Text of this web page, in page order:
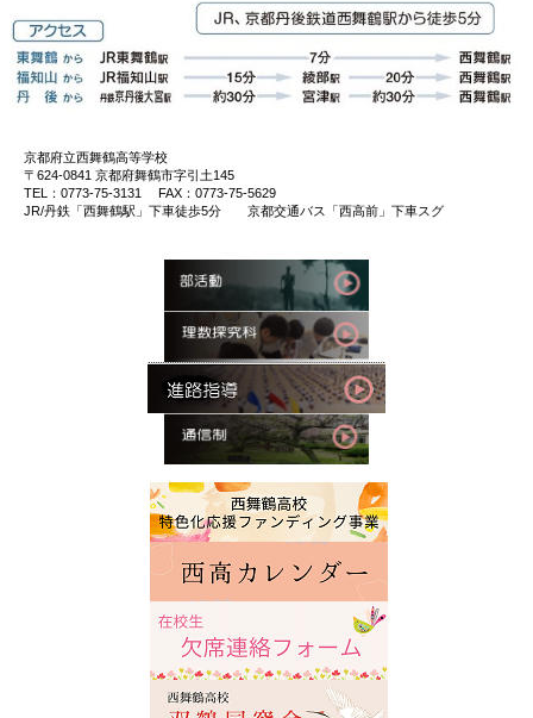
京都府立西舞鶴高等学校
〒624-0841 京都府舞鶴市字引土145
TEL：0773-75-3131 FAX：0773-75-5629
JR/丹鉄「西舞鶴駅」下車徒歩5分 京都交通バス「西高前」下車スグ